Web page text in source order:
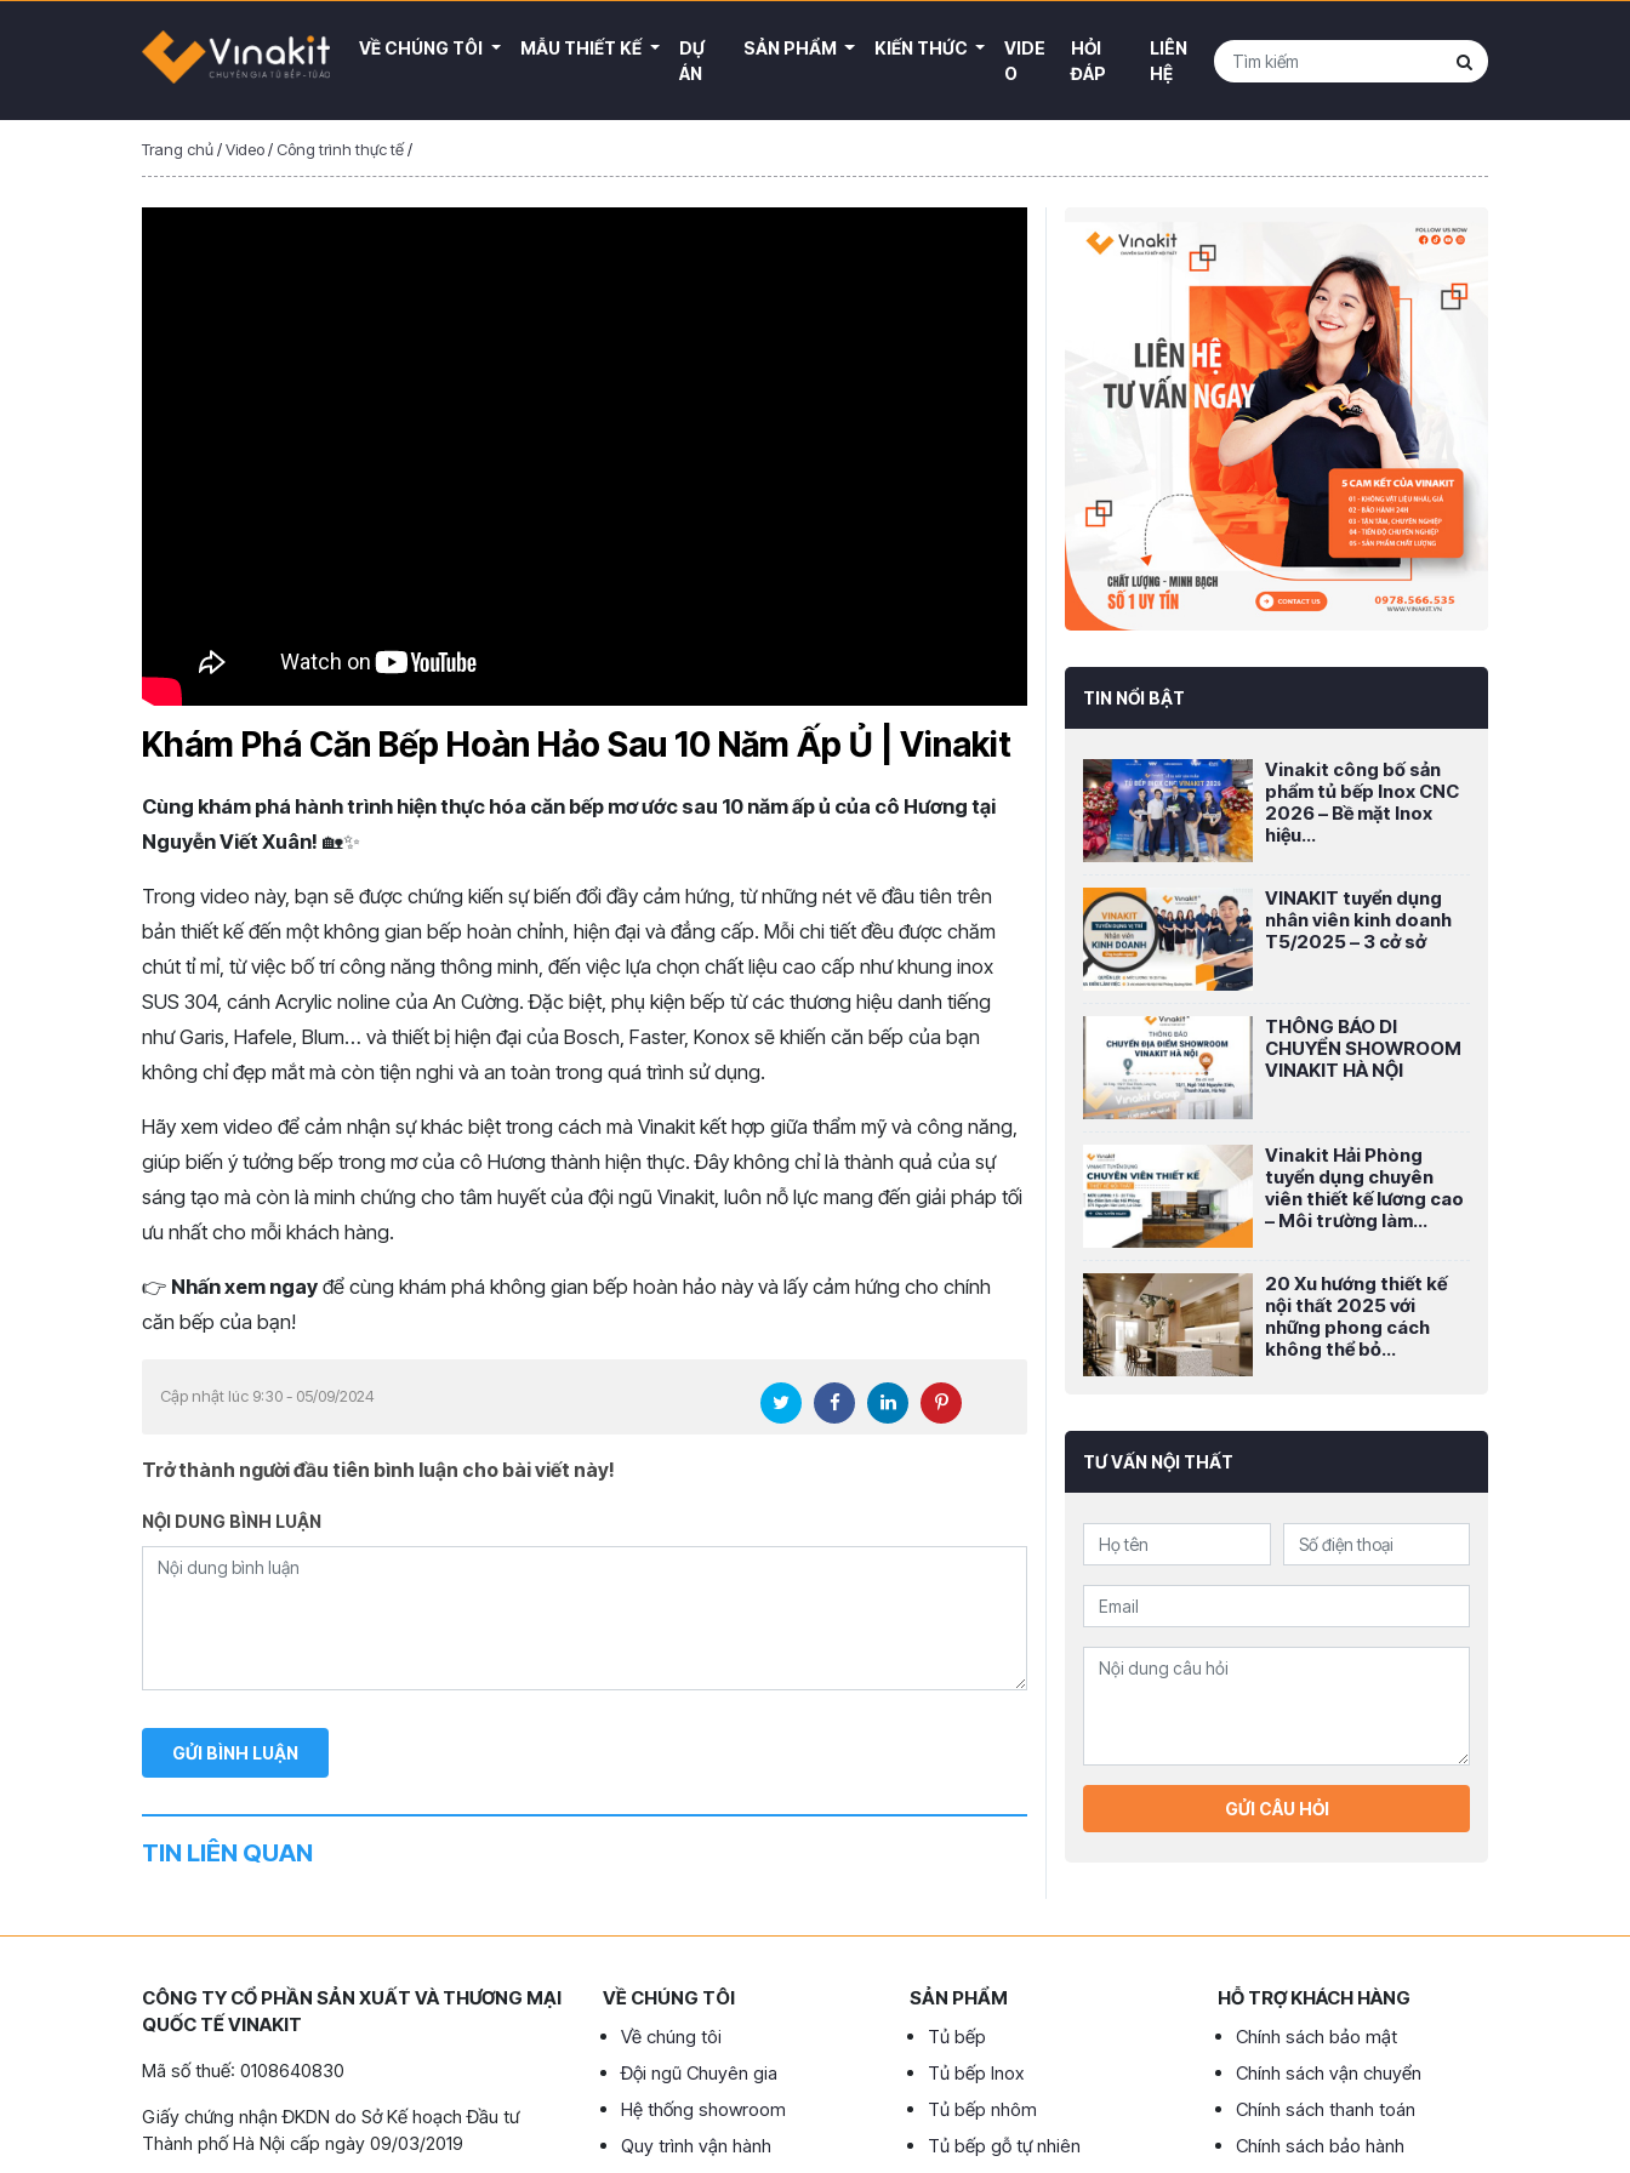
VỀ CHÚNG TÔI MẪU THIẾT KẾ
DỰ
ÁN
SẢN PHẨM KIẾN THỨC
VIDE
O
HỎI
ĐÁP
LIÊN
HỆ
Trang chủ/Video/ Công trình thực tế/
Khám Phá Căn Bếp Hoàn Hảo Sau 10 Năm Ấp Ủ | Vinakit
Cùng khám phá hành trình hiện thực hóa căn bếp mơ ước sau 10 năm ấp ủ của cô Hương tại
Nguyễn Viết Xuân! 🏡✨
Trong video này, bạn sẽ được chứng kiến sự biến đổi đầy cảm hứng, từ những nét vẽ đầu tiên trên
bản thiết kế đến một không gian bếp hoàn chỉnh, hiện đại và đẳng cấp. Mỗi chi tiết đều được chăm
chút tỉ mỉ, từ việc bố trí công năng thông minh, đến việc lựa chọn chất liệu cao cấp như khung inox
SUS 304, cánh Acrylic noline của An Cường. Đặc biệt, phụ kiện bếp từ các thương hiệu danh tiếng
như Garis, Hafele, Blum… và thiết bị hiện đại của Bosch, Faster, Konox sẽ khiến căn bếp của bạn
không chỉ đẹp mắt mà còn tiện nghi và an toàn trong quá trình sử dụng.
Hãy xem video để cảm nhận sự khác biệt trong cách mà Vinakit kết hợp giữa thẩm mỹ và công năng,
giúp biến ý tưởng bếp trong mơ của cô Hương thành hiện thực. Đây không chỉ là thành quả của sự
sáng tạo mà còn là minh chứng cho tâm huyết của đội ngũ Vinakit, luôn nỗ lực mang đến giải pháp tối
ưu nhất cho mỗi khách hàng.
👉 Nhấn xem ngay để cùng khám phá không gian bếp hoàn hảo này và lấy cảm hứng cho chính
căn bếp của bạn!
Cập nhật lúc 9:30 - 05/09/2024
Trở thành người đầu tiên bình luận cho bài viết này!
NỘI DUNG BÌNH LUẬN
TIN LIÊN QUAN
TIN NỔI BẬT
Vinakit công bố sản
phẩm tủ bếp Inox CNC
2026 – Bề mặt Inox
hiệu...
VINAKIT tuyển dụng
nhân viên kinh doanh
T5/2025 – 3 cở sở
THÔNG BÁO DI
CHUYỂN SHOWROOM
VINAKIT HÀ NỘI
Vinakit Hải Phòng
tuyển dụng chuyên
viên thiết kế lương cao
– Môi trường làm...
20 Xu hướng thiết kế
nội thất 2025 với
những phong cách
không thể bỏ...
TƯ VẤN NỘI THẤT
GỬI CÂU HỎI
CÔNG TY CỔ PHẦN SẢN XUẤT VÀ THƯƠNG MẠI
QUỐC TẾ VINAKIT
Mã số thuế: 0108640830
Giấy chứng nhận ĐKDN do Sở Kế hoạch Đầu tư
Thành phố Hà Nội cấp ngày 09/03/2019
VỀ CHÚNG TÔI
Về chúng tôi
Đội ngũ Chuyên gia
Hệ thống showroom
Quy trình vận hành
SẢN PHẨM
Tủ bếp
Tủ bếp Inox
Tủ bếp nhôm
Tủ bếp gỗ tự nhiên
HỖ TRỢ KHÁCH HÀNG
Chính sách bảo mật
Chính sách vận chuyển
Chính sách thanh toán
Chính sách bảo hành